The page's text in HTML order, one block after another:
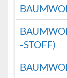
-STOFF)